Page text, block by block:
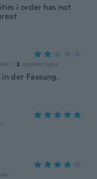
i order has not
· 2 opplastinger
der Fassung.